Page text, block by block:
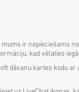
ir nepieciešams
kad vēlaties
dāvanu kartes kodu